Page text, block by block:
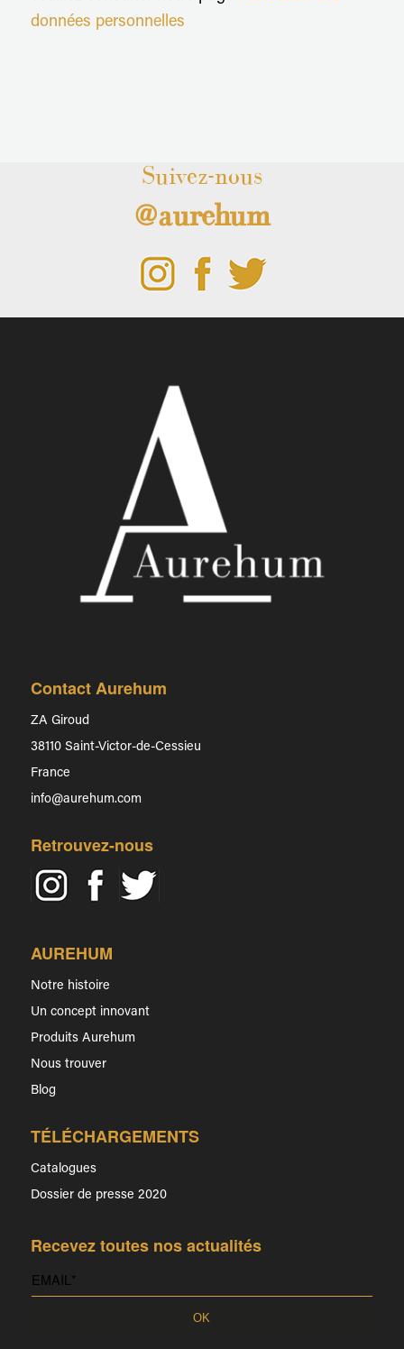
données personnelles
Suivez-nous
@aurehum
Contact Aurehum
ZA Giroud
38110 Saint-Victor-de-Cessieu
France
info@aurehum.com
Retrouvez-nous
AUREHUM
Notre histoire
Un concept innovant
Produits Aurehum
Nous trouver
Blog
TÉLÉCHARGEMENTS
Catalogues
Dossier de presse 2020
Recevez toutes nos actualités